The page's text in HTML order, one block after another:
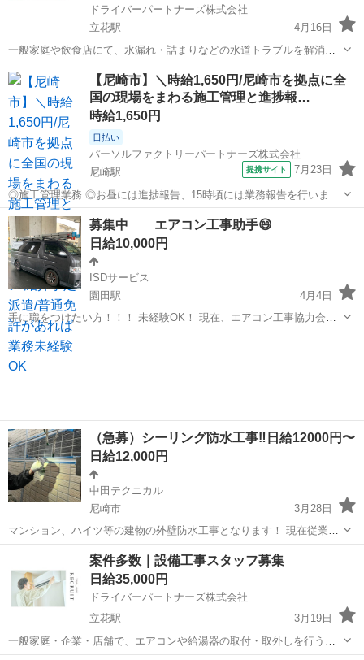
ドライバーパートナーズ株式会社
立花駅
4月16日
一般家庭や飲食店にて、水漏れ・詰まりなどの水道トラブルを解消す
るサービススタッフ募集です。 コールセンターから依頼を受け、専用
車で現場へ直行。状況確認・見積説明後、修理作業を行います。 基本
は1人作業ですが、エリアごとにチー...
兵庫 立花駅 その他 スタッフ
【尼崎市】＼時給1,650円/尼崎市を拠点に全
国の現場をまわる施工管理と進捗報…
時給1,650円
日払い
パーソルファクトリーパートナーズ株式会社
尼崎駅
提携サイト 7月23日
◎施工管理業務 ◎お昼には進捗報告、15時頃には業務報告を行いま
す。 ◎現場で施工管理を行い、荷受け対応やお客様対応をします。 ◎
普通自動車免許があれば未経験でもOK! ※北海道から沖縄まで、全国
各地へ出張します。 ◎紹介...
兵庫 尼崎市 尼崎駅
募集中 エアコン工事助手😄
日給10,000円
ISDサービス
園田駅
4月4日
手に職をつけたい方！！！ 未経験OK！ 現在、エアコン工事協力会社
及び個人事業主の方募集しております。 やる気と元気と気合があれば
優遇致します！ 経験は問いませんが嘘はつかない人限定 常識のある人
兵庫 尼崎市
（急募）シーリング防水工事‼️日給12000円〜
日給12,000円
中田テクニカル
尼崎市
3月28日
マンション、ハイツ等の建物の外壁防水工事となります！ 現在従業員
を大募集しております。 未経験の方も歓迎致します。 友達同士での応
募も大歓迎！ 初めての方でも丁寧に教えるので大丈夫です！ 心よりお
待ちしております😄 ⭐︎お...
尼崎市 その他 防水工事
案件多数｜設備工事スタッフ募集
日給35,000円
ドライバーパートナーズ株式会社
立花駅
3月19日
一般家庭・企業・店舗で、エアコンや給湯器の取付・取外しを行う業
務です。 大手家電量販店との契約により、年間を通じて安定した案件